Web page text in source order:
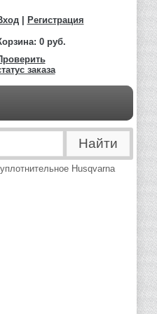
| Регистрация
0 руб.
заказа
Husqvarna